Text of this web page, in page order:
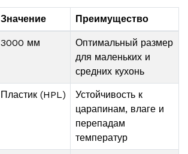
Значение Преимущество
3000 мм
Оптимальный размер
для маленьких и
средних кухонь
Пластик (HPL)
Устойчивость к
царапинам, влаге и
перепадам
температур